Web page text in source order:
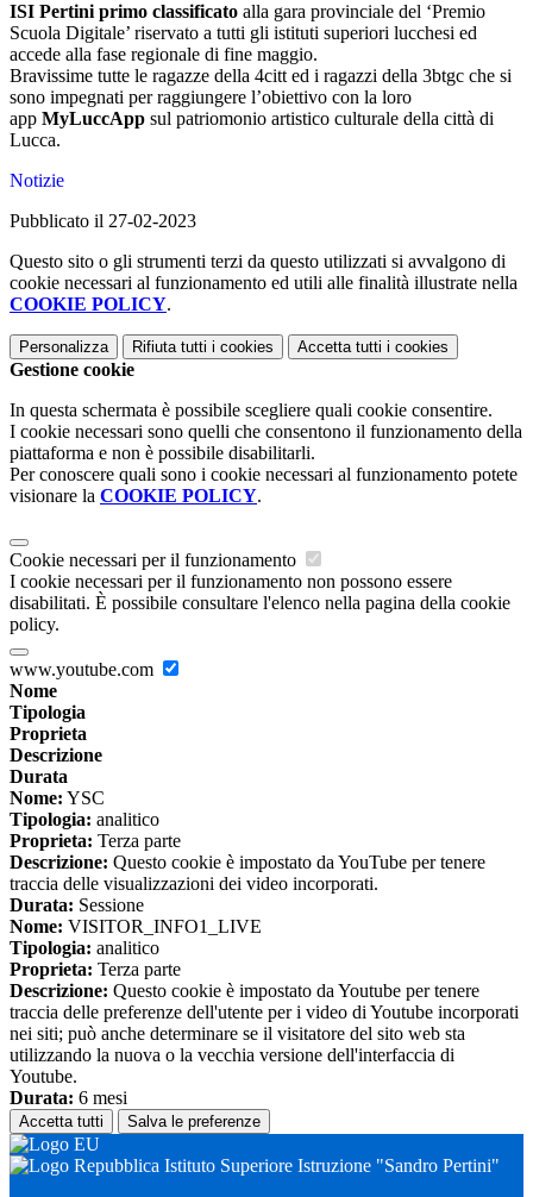
ISI Pertini primo classificato alla gara provinciale del ‘Premio
Scuola Digitale’ riservato a tutti gli istituti superiori lucchesi ed
accede alla fase regionale di fine maggio.
Bravissime tutte le ragazze della 4citt ed i ragazzi della 3btgc che si
sono impegnati per raggiungere l’obiettivo con la loro
app MyLuccApp sul patriomonio artistico culturale della città di
Lucca.
Notizie
Pubblicato il 27-02-2023
Questo sito o gli strumenti terzi da questo utilizzati si avvalgono di
cookie necessari al funzionamento ed utili alle finalità illustrate nella
COOKIE POLICY.
Personalizza Rifiuta tutti i cookies Accetta tutti i cookies
Gestione cookie
In questa schermata è possibile scegliere quali cookie consentire.
I cookie necessari sono quelli che consentono il funzionamento della
piattaforma e non è possibile disabilitarli.
Per conoscere quali sono i cookie necessari al funzionamento potete
visionare la COOKIE POLICY.
Cookie necessari per il funzionamento
I cookie necessari per il funzionamento non possono essere
disabilitati. È possibile consultare l'elenco nella pagina della cookie
policy.
www.youtube.com
Nome
Tipologia
Proprieta
Descrizione
Durata
Nome: YSC
Tipologia: analitico
Proprieta: Terza parte
Descrizione: Questo cookie è impostato da YouTube per tenere
traccia delle visualizzazioni dei video incorporati.
Durata: Sessione
Nome: VISITOR_INFO1_LIVE
Tipologia: analitico
Proprieta: Terza parte
Descrizione: Questo cookie è impostato da Youtube per tenere
traccia delle preferenze dell'utente per i video di Youtube incorporati
nei siti; può anche determinare se il visitatore del sito web sta
utilizzando la nuova o la vecchia versione dell'interfaccia di
Youtube.
Durata: 6 mesi
Accetta tutti Salva le preferenze
Istituto Superiore Istruzione "Sandro Pertini"